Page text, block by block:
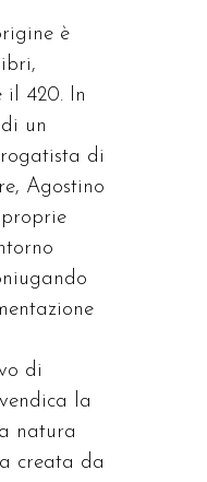
è
il 420. In
un
di
Agostino
di
la
natura
creata da